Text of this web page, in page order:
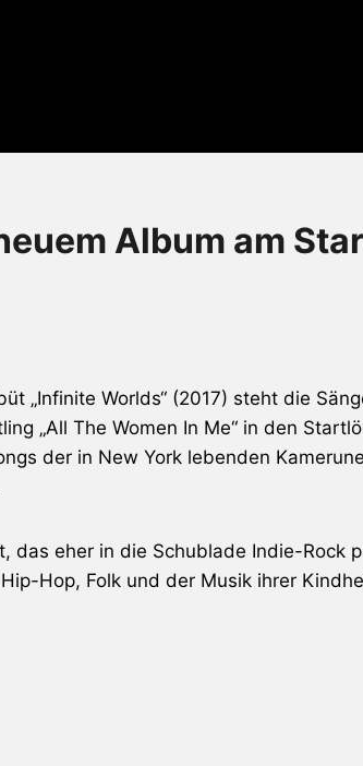
Album am
„Infinite Worlds“ (2017) steht die
„All The Women In Me“ in den
der in New York lebenden
das eher in die Schublade Indie-Rock
Hop, Folk und der Musik ihrer